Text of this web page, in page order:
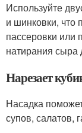
Используйте
и шинковки, что
пассеровки или
натирания сыра
Нарезает
Насадка
супов, салатов,